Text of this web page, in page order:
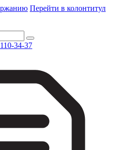
Перейти в колонтитул
34-37